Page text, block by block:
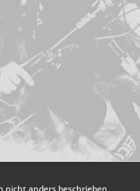
nicht anders beschrieben